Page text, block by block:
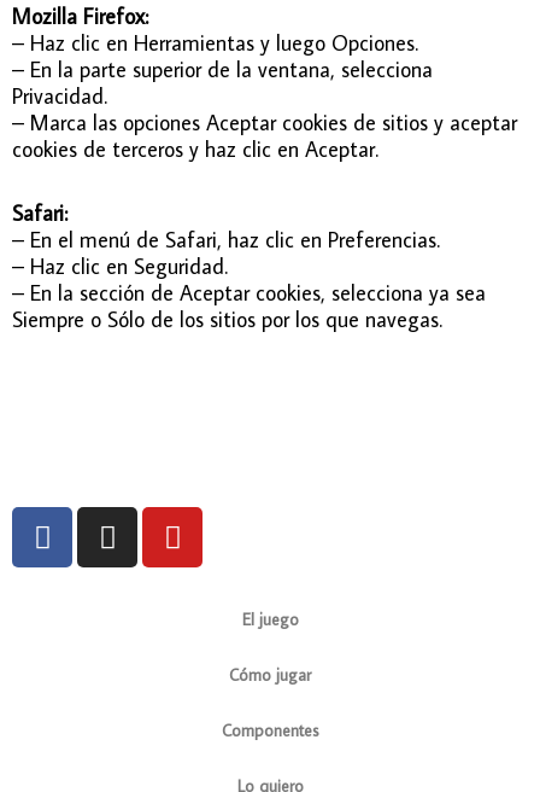
Mozilla Firefox:
– Haz clic en Herramientas y luego Opciones.
– En la parte superior de la ventana, selecciona
Privacidad.
– Marca las opciones Aceptar cookies de sitios y aceptar
cookies de terceros y haz clic en Aceptar.
Safari:
– En el menú de Safari, haz clic en Preferencias.
– Haz clic en Seguridad.
– En la sección de Aceptar cookies, selecciona ya sea
Siempre o Sólo de los sitios por los que navegas.
F
a
I
n
Y
o
El juego
Cómo jugar
Componentes
Lo quiero